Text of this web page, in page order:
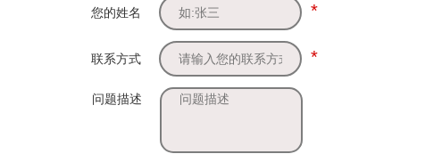
您的姓名 *
联系方式 *
问题描述